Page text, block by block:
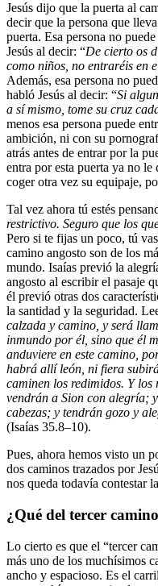
Jesús dijo que la puerta al
decir que la persona que
puerta. Esa persona no
Jesús al decir: “De cierto os
como niños, no entraréis en
Además, esa persona no
habló Jesús al decir: “Si
a sí mismo, tome su cruz
menos esa persona puede
ambición, ni con su
atrás antes de entrar por la
entra por esta puerta ya no
coger otra vez su equipaje,
Tal vez ahora tú estés
restrictivo. Seguro que los
Pero si te fijas un poco, tú
camino angosto son de los
mundo. Isaías previó la
angosto al escribir el pasaje
él previó otras dos
la santidad y la seguridad.
calzada y camino, y será
inmundo por él, sino que él
anduviere en este camino,
habrá allí león, ni fiera
caminen los redimidos. Y los
vendrán a Sion con alegría;
cabezas; y tendrán gozo y
(Isaías 35.8–10).
Pues, ahora hemos visto un
dos caminos trazados por
nos queda todavía contestar
¿Qué del tercer
Lo cierto es que el “tercer
más uno de los muchísimos
ancho y espacioso. Es el